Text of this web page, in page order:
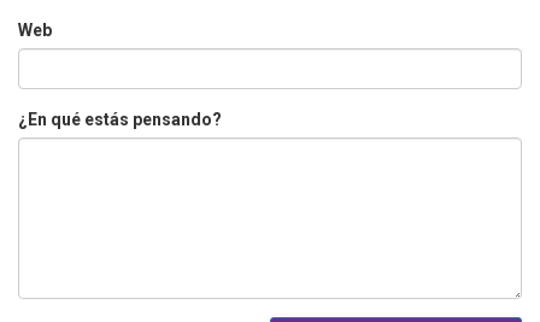
Web
¿En qué estás pensando?